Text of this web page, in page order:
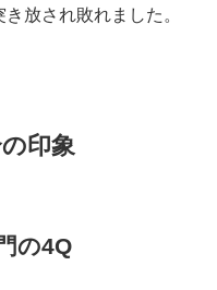
き放され敗れました。
印象
の4Q